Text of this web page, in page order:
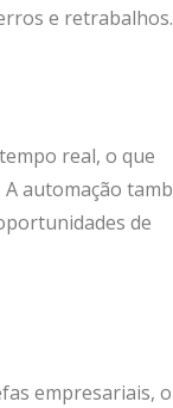
e retrabalhos.
real, o que
automação
de
empresariais,